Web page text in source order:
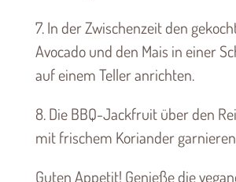
7. In der Zwischenzeit den
Avocado und den Mais in einer
auf einem Teller anrichten.
8. Die BBQ-Jackfruit über den
mit frischem Koriander
Guten Appetit! Genieße die